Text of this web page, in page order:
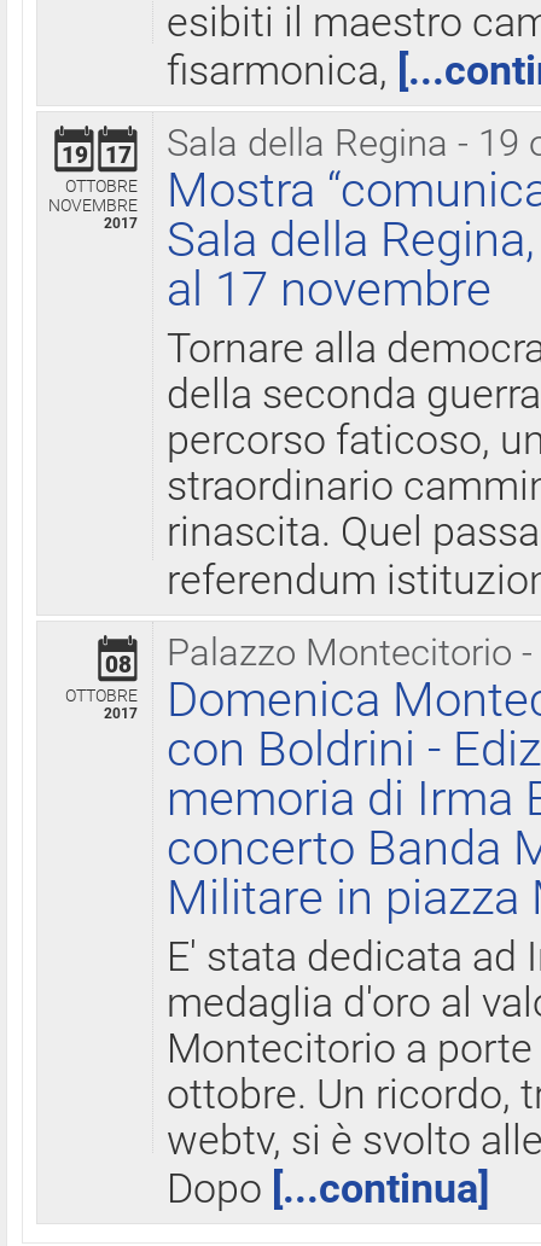
esibiti il maestro
fisarmonica,
Sala della Regina - 19
19 17
OTTOBRE
NOVEMBRE
2017
Mostra
Sala della
al 17 novembre
Tornare alla
della seconda
percorso faticoso,
straordinario
rinascita. Quel
referendum
Palazzo Montecitorio
08
OTTOBRE
2017
Domenica
con Boldrini -
memoria di Irma
concerto Banda
Militare in
E' stata dedicata ad
medaglia d'oro al
Montecitorio a
ottobre. Un ricordo,
webtv, si è svolto
Dopo [...continua]